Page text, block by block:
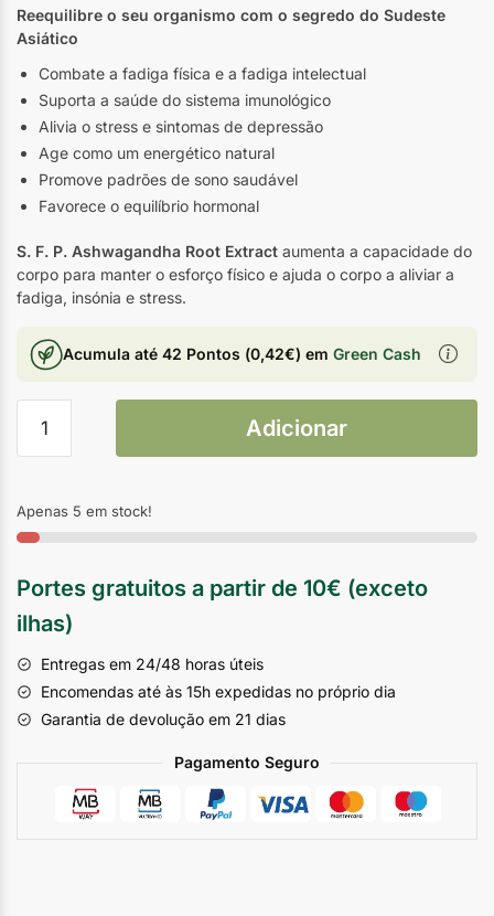
Reequilibre o seu organismo com o segredo do Sudeste
Asiático
Combate a fadiga física e a fadiga intelectual
Suporta a saúde do sistema imunológico
Alivia o stress e sintomas de depressão
Age como um energético natural
Promove padrões de sono saudável
Favorece o equilíbrio hormonal
S. F. P. Ashwagandha Root Extract aumenta a capacidade do
corpo para manter o esforço físico e ajuda o corpo a aliviar a
fadiga, insónia e stress.
Acumula até 42 Pontos (0,42€) em Green Cash
Adicionar
Apenas 5 em stock!
Portes gratuitos a partir de 10€ (exceto
ilhas)
Entregas em 24/48 horas úteis
Encomendas até às 15h expedidas no próprio dia
Garantia de devolução em 21 dias
Pagamento Seguro